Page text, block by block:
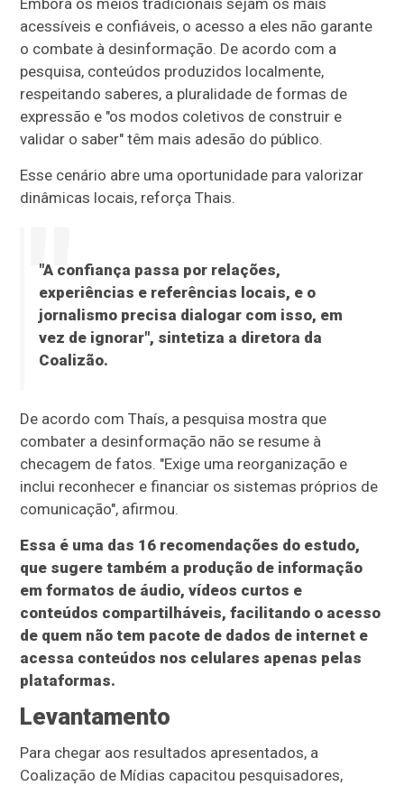
Embora os meios tradicionais sejam os mais
acessíveis e confiáveis, o acesso a eles não garante
o combate à desinformação. De acordo com a
pesquisa, conteúdos produzidos localmente,
respeitando saberes, a pluralidade de formas de
expressão e "os modos coletivos de construir e
validar o saber" têm mais adesão do público.
Esse cenário abre uma oportunidade para valorizar
dinâmicas locais, reforça Thais.
"A confiança passa por relações,
experiências e referências locais, e o
jornalismo precisa dialogar com isso, em
vez de ignorar", sintetiza a diretora da
Coalizão.
De acordo com Thaís, a pesquisa mostra que
combater a desinformação não se resume à
checagem de fatos. "Exige uma reorganização e
inclui reconhecer e financiar os sistemas próprios de
comunicação", afirmou.
Essa é uma das 16 recomendações do estudo,
que sugere também a produção de informação
em formatos de áudio, vídeos curtos e
conteúdos compartilháveis, facilitando o acesso
de quem não tem pacote de dados de internet e
acessa conteúdos nos celulares apenas pelas
plataformas.
Levantamento
Para chegar aos resultados apresentados, a
Coalização de Mídias capacitou pesquisadores,